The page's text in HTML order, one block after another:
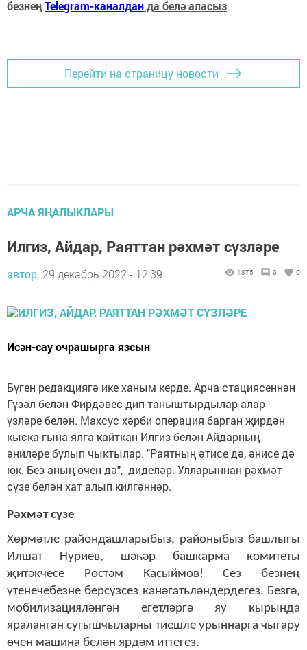
безнеңTelegram-каналданда белә аласыз
Перейти на страницу новости
АРЧА ЯҢАЛЫКЛАРЫ
Илгиз, Айдар, Раяттан рәхмәт сүзләре
автор, 29 декабрь 2022 - 12:39 1875 0 0
Исән-сау очрашырга язсын
Бүген редакциягә ике ханым керде. Арча стациясеннән
Гүзәл белән Фирдәвес дип таныштырдылар алар
үзләре белән. Махсус хәрби операция барган җирдән
кыска гына ялга кайткан Илгиз белән Айдарның
әниләре булып чыктылар. "Раятның әтисе дә, әнисе дә
юк. Без аның өчен дә", диделәр. Улларыннан рәхмәт
сүзе белән хат алып килгәннәр.
Рәхмәт сүзе
Хөрмәтле райондашларыбыз, районыбыз башлыгы
Илшат Нуриев, шәһәр башкарма комитеты
җитәкчесе Рөстәм Касыймов! Сез безнең
үтенечебезне берсүзсез канәгатьләндердегез. Безгә,
мобилизацияләнгән егетләргә яу кырында
яраланган сугышчыларны тиешле урыннарга чыгару
өчен машина белән ярдәм иттегез.